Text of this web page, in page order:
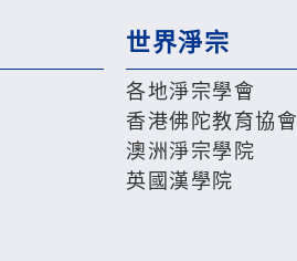
世界淨宗
各地淨宗學會
香港佛陀教育協會
澳洲淨宗學院
英國漢學院